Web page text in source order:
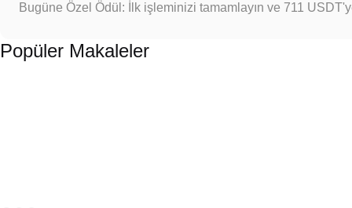
Bugüne Özel Ödül: İlk işleminizi tamamlayın ve 711
Popüler Makaleler